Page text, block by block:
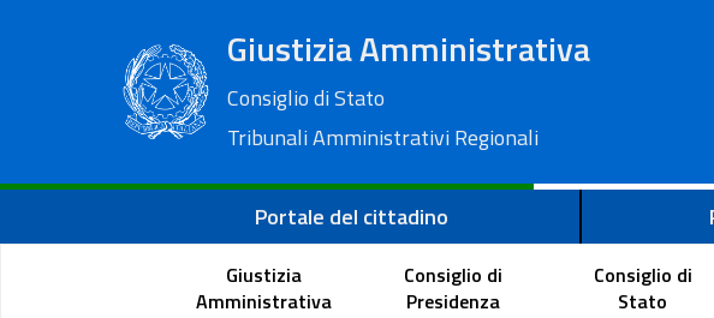
Giustizia Amministrativa
Consiglio di Stato
Tribunali Amministrativi Regionali
Portale del cittadino
Giustizia
Amministrativa
Consiglio di
Presidenza
Consiglio di
Stato